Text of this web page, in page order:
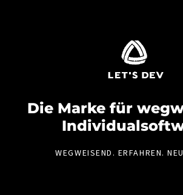
Die Marke für
WEGWEISEND. ERFAHREN.